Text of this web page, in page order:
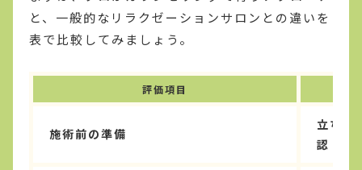
と、一般的なリラクゼーションサロンとの違いを
表で比較してみましょう。
評価項目
施術前の準備
立ち姿
認